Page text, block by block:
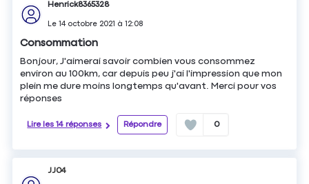
Henrick8365328
Le14 octobre 2021 à12:08
Consommation
Bonjour, J'aimerai savoir combien vous consommez
environ au 100km, car depuis peu j'ai l'impression que mon
plein me dure moins longtemps qu'avant. Merci pour vos
réponses
Lire les 14 réponses Répondre 0
JJ04